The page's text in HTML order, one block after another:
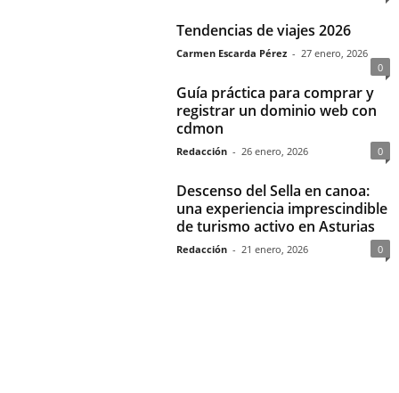
Tendencias de viajes 2026
Carmen Escarda Pérez - 27 enero, 2026
0
Guía práctica para comprar y
registrar un dominio web con
cdmon
Redacción - 26 enero, 2026 0
Descenso del Sella en canoa:
una experiencia imprescindible
de turismo activo en Asturias
Redacción - 21 enero, 2026 0